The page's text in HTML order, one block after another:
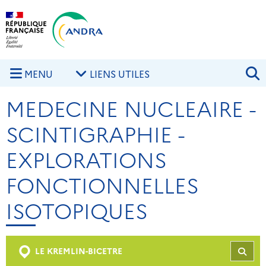
Aller au contenu principal
MENU LIENS UTILES
MEDECINE NUCLEAIRE -
SCINTIGRAPHIE -
EXPLORATIONS
FONCTIONNELLES
ISOTOPIQUES
LE KREMLIN-BICETRE